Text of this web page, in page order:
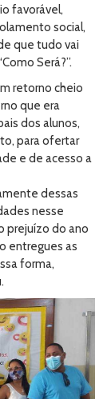
favorável,
social,
que tudo vai
Será?”.
retorno cheio
que era
dos alunos,
para ofertar
e de acesso a
dessas
nesse
prejuízo do ano
entregues as
forma,